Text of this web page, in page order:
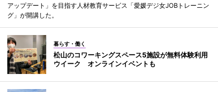
アップデート」を目指す人材教育サービス「愛媛デジ女JOBトレーニン
グ」が開講した。
暮らす・働く
松山のコワーキングスペース5施設が無料体験利用
ウイーク オンラインイベントも